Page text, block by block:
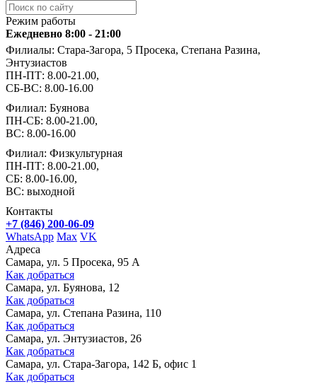
Режим работы
Ежедневно 8:00 - 21:00
Филиалы: Стара-Загора, 5 Просека, Степана Разина,
Энтузиастов
ПН-ПТ: 8.00-21.00,
СБ-ВС: 8.00-16.00
Филиал: Буянова
ПН-СБ: 8.00-21.00,
ВС: 8.00-16.00
Филиал: Физкультурная
ПН-ПТ: 8.00-21.00,
СБ: 8.00-16.00,
ВС: выходной
Контакты
+7 (846) 200-06-09
WhatsApp Max VK
Адреса
Самара, ул. 5 Просека, 95 А
Как добраться
Самара, ул. Буянова, 12
Как добраться
Самара, ул. Степана Разина, 110
Как добраться
Самара, ул. Энтузиастов, 26
Как добраться
Самара, ул. Стара-Загора, 142 Б, офис 1
Как добраться